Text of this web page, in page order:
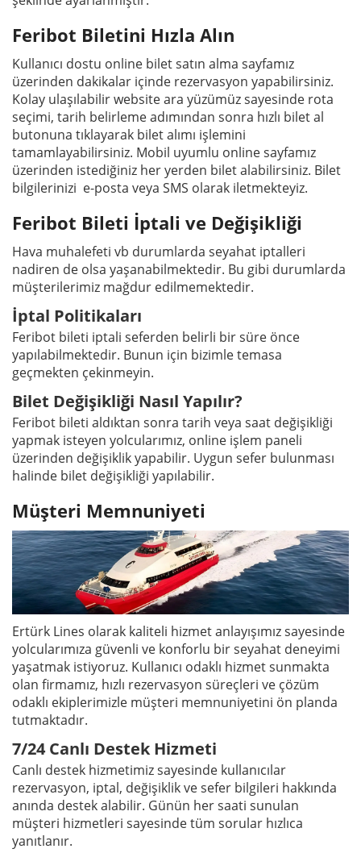
Feribot Biletini Hızla Alın
Kullanıcı dostu online bilet satın alma sayfamız
üzerinden dakikalar içinde rezervasyon yapabilirsiniz.
Kolay ulaşılabilir website ara yüzümüz sayesinde rota
seçimi, tarih belirleme adımından sonra hızlı bilet al
butonuna tıklayarak bilet alımı işlemini
tamamlayabilirsiniz. Mobil uyumlu online sayfamız
üzerinden istediğiniz her yerden bilet alabilirsiniz. Bilet
bilgilerinizi e-posta veya SMS olarak iletmekteyiz.
Feribot Bileti İptali ve Değişikliği
Hava muhalefeti vb durumlarda seyahat iptalleri
nadiren de olsa yaşanabilmektedir. Bu gibi durumlarda
müşterilerimiz mağdur edilmemektedir.
İptal Politikaları
Feribot bileti iptali seferden belirli bir süre önce
yapılabilmektedir. Bunun için bizimle temasa
geçmekten çekinmeyin.
Bilet Değişikliği Nasıl Yapılır?
Feribot bileti aldıktan sonra tarih veya saat değişikliği
yapmak isteyen yolcularımız, online işlem paneli
üzerinden değişiklik yapabilir. Uygun sefer bulunması
halinde bilet değişikliği yapılabilir.
Müşteri Memnuniyeti
Ertürk Lines olarak kaliteli hizmet anlayışımız sayesinde
yolcularımıza güvenli ve konforlu bir seyahat deneyimi
yaşatmak istiyoruz. Kullanıcı odaklı hizmet sunmakta
olan firmamız, hızlı rezervasyon süreçleri ve çözüm
odaklı ekiplerimizle müşteri memnuniyetini ön planda
tutmaktadır.
7/24 Canlı Destek Hizmeti
Canlı destek hizmetimiz sayesinde kullanıcılar
rezervasyon, iptal, değişiklik ve sefer bilgileri hakkında
anında destek alabilir. Günün her saati sunulan
müşteri hizmetleri sayesinde tüm sorular hızlıca
yanıtlanır.